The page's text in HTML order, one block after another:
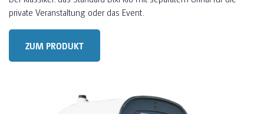
private Veranstaltung oder das Event.
ZUM PRODUKT